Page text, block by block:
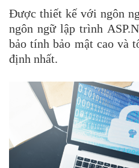
Được thiết kế với ngôn
ngôn ngữ lập trình
bảo tính bảo mật cao và
định nhất.